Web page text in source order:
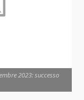
2023: successo